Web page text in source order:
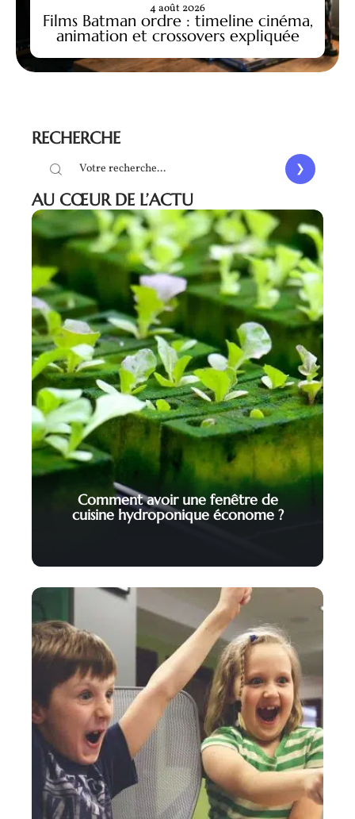
Films Batman ordre : timeline cinéma,
animation et crossovers expliquée
4 août 2026
RECHERCHE
AU CŒUR DE L’ACTU
Comment avoir une fenêtre de
cuisine hydroponique économe ?